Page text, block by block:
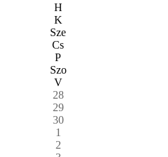
H
K
Sze
Cs
P
Szo
V
28
29
30
1
2